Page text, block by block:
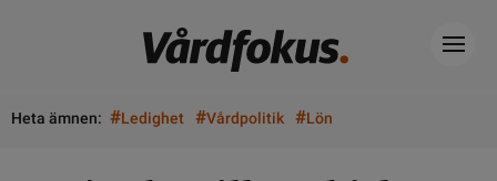
Heta ämnen: #Ledighet #Vårdpolitik #Lön